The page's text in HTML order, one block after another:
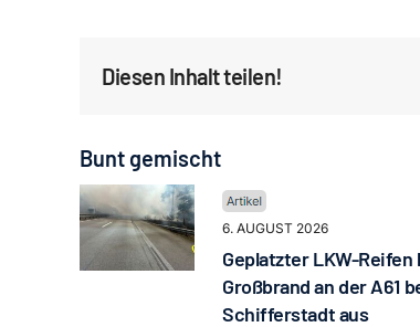
Diesen Inhalt teilen!
Bunt gemischt
6. AUGUST 2026
Geplatzter LKW-Reifen
Großbrand an der A61
Schifferstadt aus